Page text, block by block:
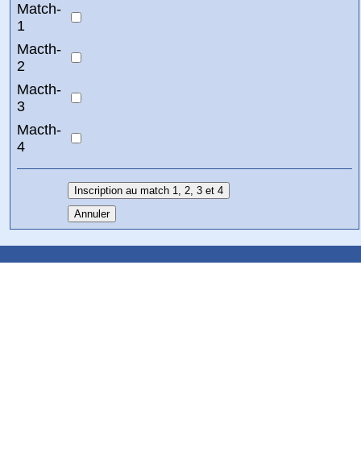
Match-
1
Macth-
2
Macth-
3
Macth-
4